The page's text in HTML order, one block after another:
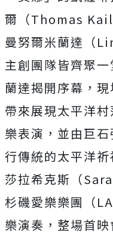
爾（Thomas Kail
曼努爾米蘭達（
主創團隊皆齊聚一
蘭達揭開序幕，
帶來展現太平洋
樂表演， 並由巨
行傳統的太平洋祈
莎拉希克斯（
杉磯愛樂樂團（
樂演奏， 整場首